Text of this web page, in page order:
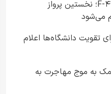
جنگنده نسل ششم آمریکا F-۴۷؛ نخستین پرواز
تقویت دانشگاه‌ها اعلام
به موج مهاجرت به